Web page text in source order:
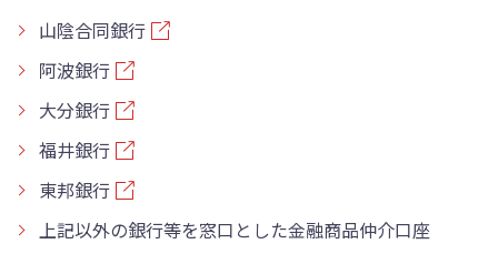
山陰合同銀行
阿波銀行
大分銀行
福井銀行
東邦銀行
上記以外の銀行等を窓口とした金融商品仲介口座